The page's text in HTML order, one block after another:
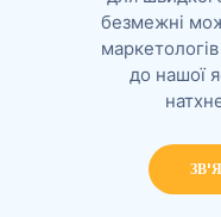
безмежні
до нашої